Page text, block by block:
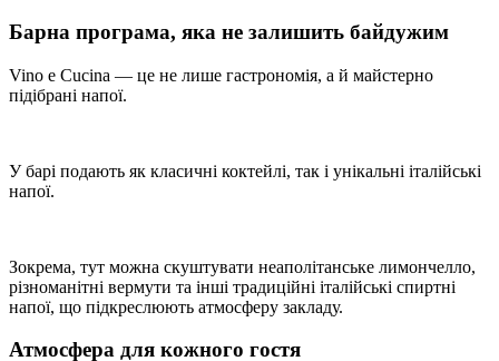
Барна програма, яка не залишить байдужим
Vino e Cucina — це не лише гастрономія, а й майстерно
підібрані напої.
У барі подають як класичні коктейлі, так і унікальні італійські
напої.
Зокрема, тут можна скуштувати неаполітанське лимончелло,
різноманітні вермути та інші традиційні італійські спиртні
напої, що підкреслюють атмосферу закладу.
Атмосфера для кожного гостя